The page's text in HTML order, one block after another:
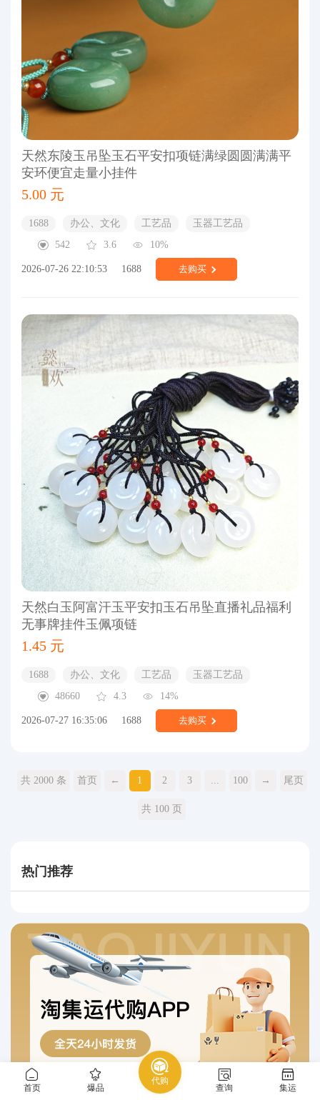
首页 爆品
代购
查询 集运
天然东陵玉吊坠玉石平安扣项链满绿圆圆满满平
安环便宜走量小挂件
5.00 元
1688 办公、文化 工艺品
玉器工艺品
542
3.6 10%
2026-07-26 22:10:53 1688 去购买
天然白玉阿富汗玉平安扣玉石吊坠直播礼品福利
无事牌挂件玉佩项链
1.45 元
1688 办公、文化 工艺品
玉器工艺品
48660
4.3 14%
2026-07-27 16:35:06 1688 去购买
共 2000 条 首页 ← 1 2 3 ... 100 → 尾页
共 100 页
热门推荐